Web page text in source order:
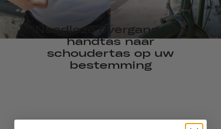
Naadloze overgang van
handtas naar
schoudertas op uw
bestemming